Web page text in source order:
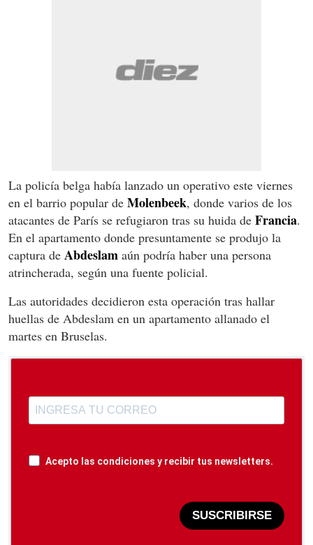
La policía belga había lanzado un operativo este viernes
en el barrio popular de Molenbeek, donde varios de los
atacantes de París se refugiaron tras su huida de Francia.
En el apartamento donde presuntamente se produjo la
captura de Abdeslam aún podría haber una persona
atrincherada, según una fuente policial.
Las autoridades decidieron esta operación tras hallar
huellas de Abdeslam en un apartamento allanado el
martes en Bruselas.
Acepto las condiciones y recibir tus newsletters.
SUSCRIBIRSE